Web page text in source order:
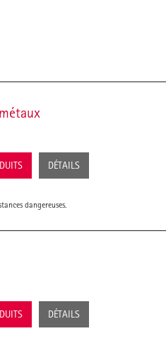
DÉTAILS
dangereuses.
DÉTAILS